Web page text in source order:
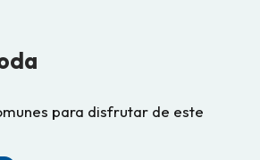
para disfrutar de este